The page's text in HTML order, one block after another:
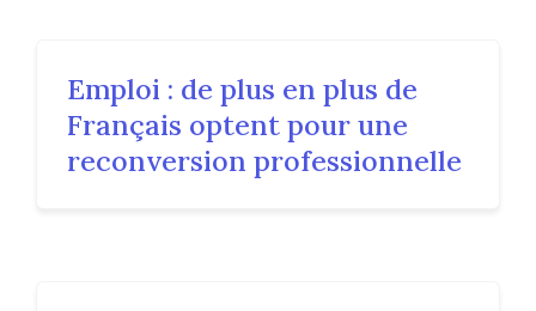
Emploi : de plus en plus de
Français optent pour une
reconversion professionnelle